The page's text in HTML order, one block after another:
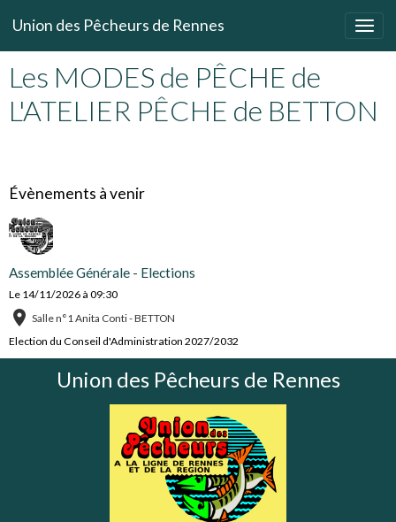
Union des Pêcheurs de Rennes
Les MODES de PÊCHE de
L'ATELIER PÊCHE de BETTON
Évènements à venir
Assemblée Générale - Elections
Le 14/11/2026 à 09:30
Salle n°1 Anita Conti - BETTON
Election du Conseil d'Administration 2027/2032
Union des Pêcheurs de Rennes